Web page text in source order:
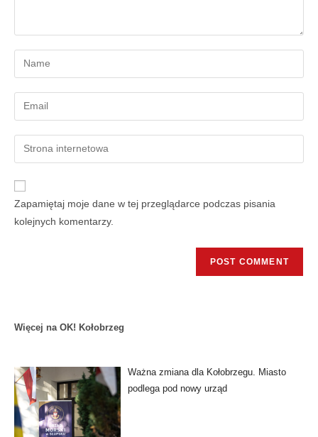
Zapamiętaj moje dane w tej przeglądarce podczas pisania
kolejnych komentarzy.
Więcej na OK! Kołobrzeg
Ważna zmiana dla Kołobrzegu. Miasto
podlega pod nowy urząd